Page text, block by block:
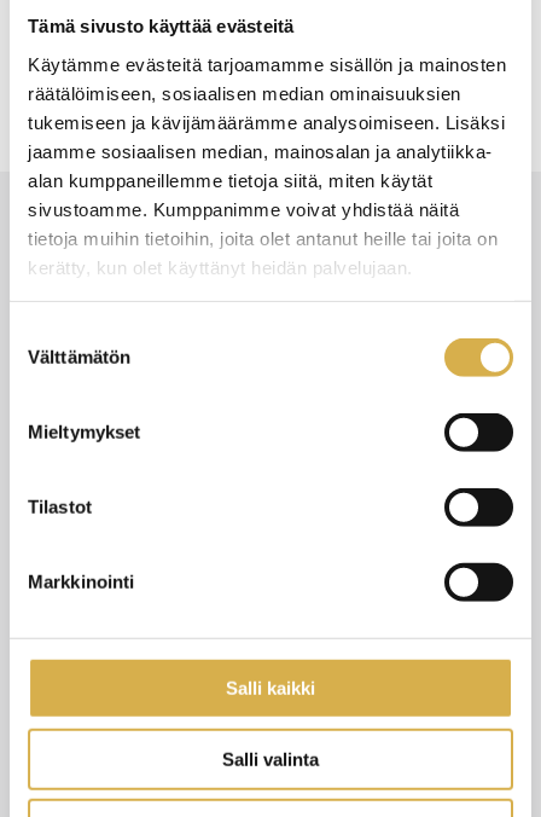
Tämä sivusto käyttää evästeitä
Käytämme evästeitä tarjoamamme sisällön ja mainosten
räätälöimiseen, sosiaalisen median ominaisuuksien
tukemiseen ja kävijämäärämme analysoimiseen. Lisäksi
jaamme sosiaalisen median, mainosalan ja analytiikka-
alan kumppaneillemme tietoja siitä, miten käytät
sivustoamme. Kumppanimme voivat yhdistää näitä
tietoja muihin tietoihin, joita olet antanut heille tai joita on
kerätty, kun olet käyttänyt heidän palvelujaan.
valinta
Välttämätön
Mieltymykset
Tilastot
Markkinointi
Salli kaikki
Salli valinta
liiketoiminnan perustutkino vastuullisuus
Uusimmat